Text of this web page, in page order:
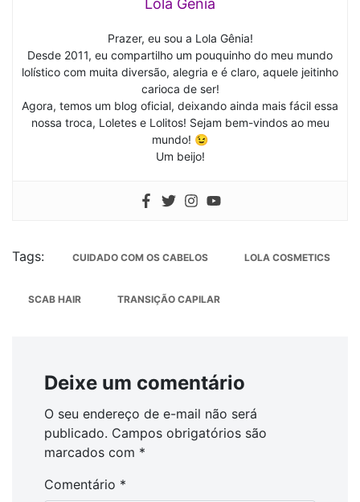
Prazer, eu sou a Lola Gênia!
Desde 2011, eu compartilho um pouquinho do meu mundo
lolístico com muita diversão, alegria e é claro, aquele jeitinho
carioca de ser!
Agora, temos um blog oficial, deixando ainda mais fácil essa
nossa troca, Loletes e Lolitos! Sejam bem-vindos ao meu
mundo! 😉
Um beijo!
Tags: CUIDADO COM OS CABELOS LOLA COSMETICS
SCAB HAIR TRANSIÇÃO CAPILAR
Deixe um comentário
O seu endereço de e-mail não será
publicado. Campos obrigatórios são
marcados com *
Comentário *